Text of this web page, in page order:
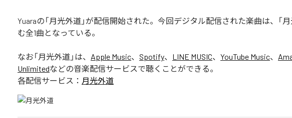
Yuaraの「月光外道」が配信開始された。今回デジタル配信された楽曲は、「月
む全1曲となっている。
なお「月光外道 」は、 Apple Music、 Spotify、 LINE MUSIC、 YouTube Music、
Unlimitedなどの音楽配信サービスで聴くことができる。
各配信サービス： 月光外道